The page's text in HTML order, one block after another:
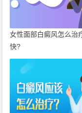
女性面部白癜风怎么治
快?